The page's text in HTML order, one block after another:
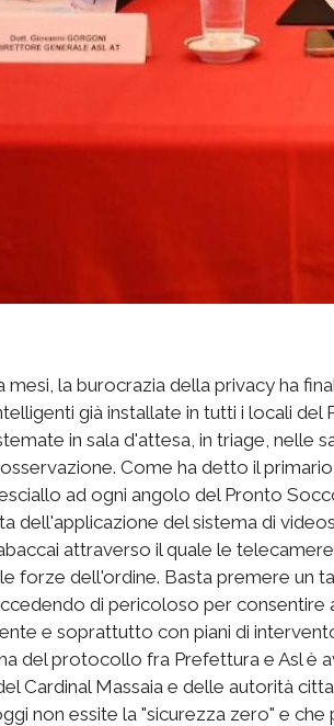
mesi, la burocrazia della privacy ha
già installate in tutti i locali
in sala d'attesa, in triage, nelle
Come ha detto il
ad ogni angolo del Pronto
dell'applicazione del sistema di
attraverso il quale le
forze dell'ordine. Basta premere un
di pericoloso per consentire
e soprattutto con piani di
del protocollo fra Prefettura e Asl è
Cardinal Massaia e delle autorità
non essite la "sicurezza zero" e